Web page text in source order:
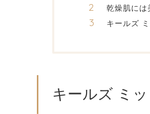
乾燥肌には
キールズ
キールズ ミ